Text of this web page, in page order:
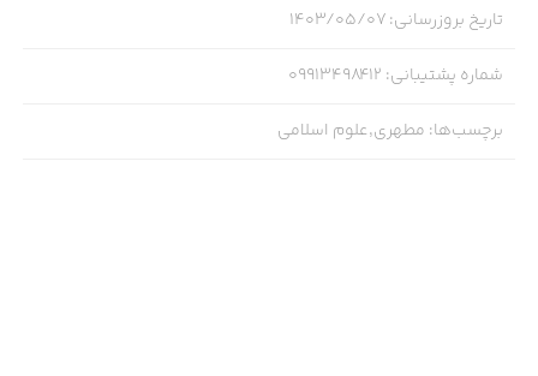
تاریخ بروزرسانی:۱۴۰۳/۰۵/۰۷
شماره پشتیبانی:
09913498412
برچسب‌ها: مطهری,علوم اسلامی